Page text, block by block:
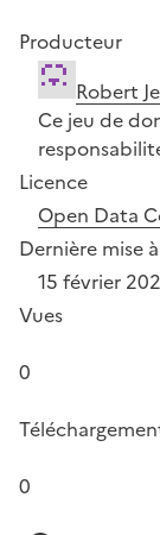
Producteur
Robert
Ce jeu de
Licence
Open Data
Dernière mise
15 février
Vues
0
0